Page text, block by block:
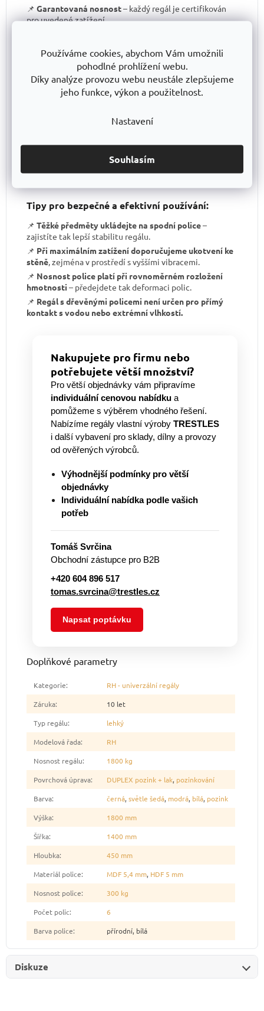
Používáme cookies, abychom Vám umožnili
pohodlné prohlížení webu.
Díky analýze provozu webu neustále zlepšujeme
jeho funkce, výkon a použitelnost.
Nastavení
Souhlasím
📌 Garantovaná nosnost– každý regál je certifikován
pro uvedené zatížení.
Bezkonkurenční poměr kvalita/cena– výborné
zpracování za férovou cenu.
📌Podpora české výroby– investujeme do lokální
produkce a technologického pokroku.
spolehněte se, že vaše skladové řešení bude
S TRESTLESsi pořizujete nejenspolehlivý regál, ale i
záruku kvality a dlouhodobé dostupnosti produktů
Tipy pro bezpečné a efektivní používání:
📌 Těžké předměty ukládejte na spodní police–
zajistíte tak lepší stabilitu regálu.
📌 Při maximálním zatížení doporučujeme ukotvení ke
stěně, zejména v prostředí s vyššími vibracemi.
📌 Nosnost police platí při rovnoměrném rozložení
hmotnosti – předejdete tak deformaci polic.
📌 Regál s dřevěnými policemi není určen pro přímý
kontakt s vodou nebo extrémní vlhkostí.
Nakupujete pro firmu nebo
potřebujete větší množství?
Pro větší objednávky vám připravíme
individuální cenovou nabídku a
pomůžeme s výběrem vhodného řešení.
Nabízíme regály vlastní výroby TRESTLES
i další vybavení pro sklady, dílny a provozy
od ověřených výrobců.
Výhodnější podmínky pro větší
objednávky
Individuální nabídka podle vašich
potřeb
Tomáš Svrčina
Obchodní zástupce pro B2B
+420 604 896 517
tomas.svrcina@trestles.cz
Napsat poptávku
Doplňkové parametry
Kategorie:
RH - univerzální regály
Záruka:
10 let
Typ regálu:
lehký
Modelová řada:
RH
Nosnost regálu:
1800 kg
Povrchová úprava: DUPLEX pozink + lak, pozinkování
Barva: černá, světle šedá, modrá, bílá, pozink
Výška:
1800 mm
Šířka:
1400 mm
Hloubka:
450 mm
Materiál police: MDF 5,4 mm, HDF 5 mm
Nosnost police:
300 kg
Počet polic:
6
Barva police: přírodní, bílá
Diskuze